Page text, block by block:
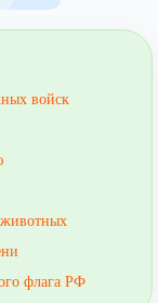
войск
флага РФ